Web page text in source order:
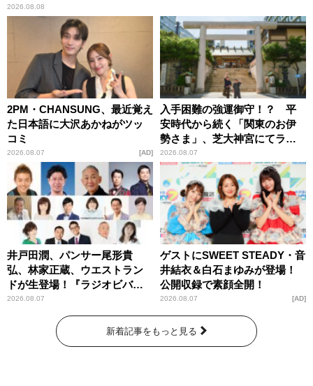
2026.08.08
2PM・CHANSUNG、最近覚え
た日本語に大沢あかねがツッ
コミ
2026.08.07 AD
入手困難の強運御守！？ 平
安時代から続く「関東のお伊
勢さま」、芝大神宮にてラン
パンプスが合格祈願！
2026.08.07
井戸田潤、パンサー尾形貴
弘、林家正蔵、ウエストラン
ドが生登場！『ラジオビバリ
ー昼ズ』
2026.08.07
ゲストにSWEET STEADY・音
井結衣＆白石まゆみが登場！
公開収録で素顔全開！
2026.08.07 AD
新着記事をもっと見る